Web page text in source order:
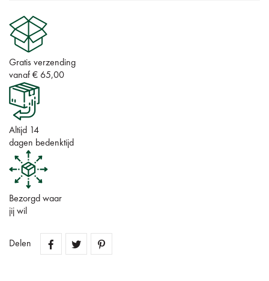
Gratis verzending
vanaf € 65,00
Altijd 14
dagen bedenktijd
Bezorgd waar
jij wil
Delen